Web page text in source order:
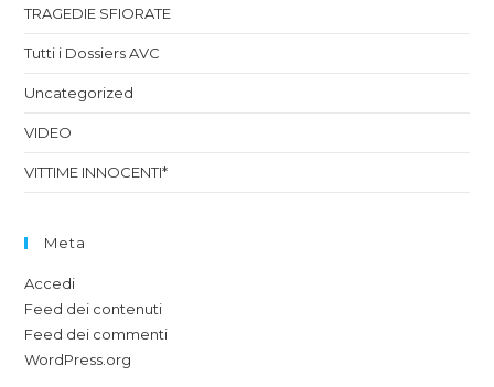
TRAGEDIE SFIORATE
Tutti i Dossiers AVC
Uncategorized
VIDEO
VITTIME INNOCENTI*
Meta
Accedi
Feed dei contenuti
Feed dei commenti
WordPress.org